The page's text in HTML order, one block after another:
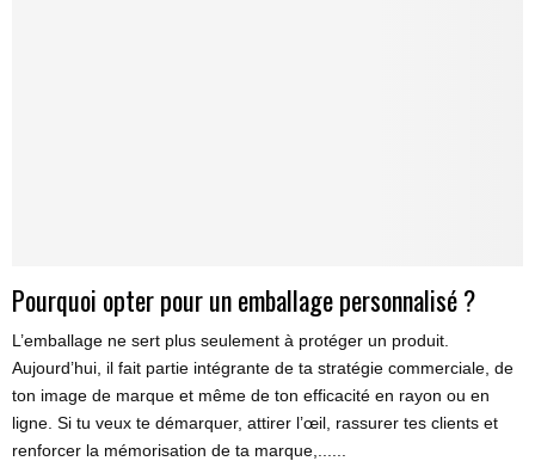
Pourquoi opter pour un emballage personnalisé ?
L’emballage ne sert plus seulement à protéger un produit.
Aujourd’hui, il fait partie intégrante de ta stratégie commerciale, de
ton image de marque et même de ton efficacité en rayon ou en
ligne. Si tu veux te démarquer, attirer l’œil, rassurer tes clients et
renforcer la mémorisation de ta marque,......